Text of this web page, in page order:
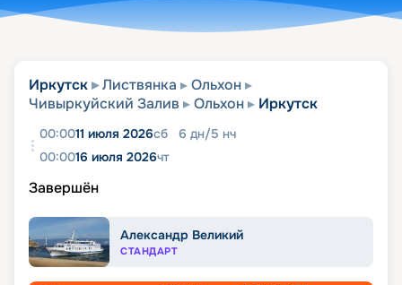
Иркутск Листвянка
Ольхон
Чивыркуйский Залив
Ольхон Иркутск
00:0011 июля 2026сб 6 дн/5 нч
00:0016 июля 2026чт
Завершён
Александр Великий
СТАНДАРТ